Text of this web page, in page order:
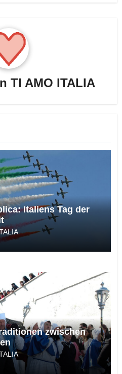
TI AMO ITALIA
Italiens Tag der
zwischen